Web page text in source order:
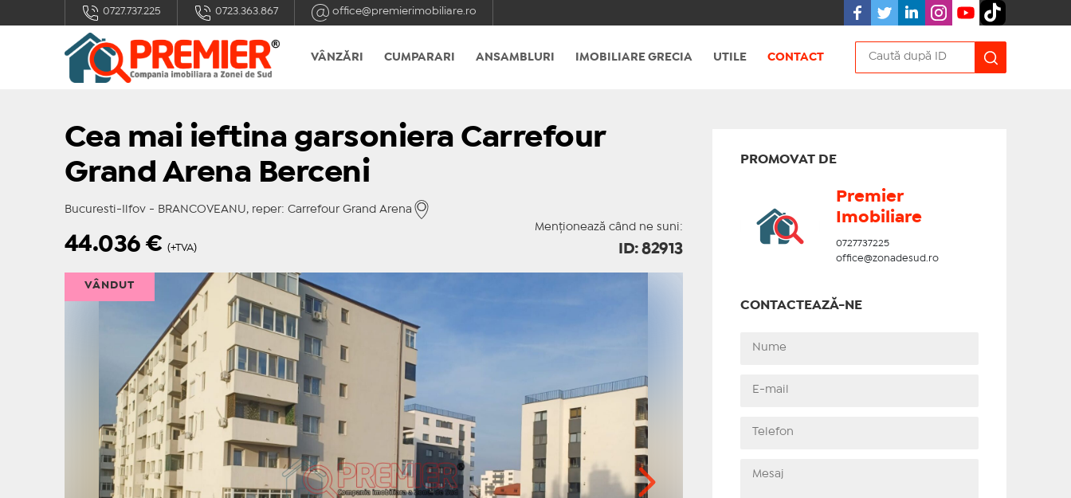
0727.737.225 0723.363.867 office@premierimobiliare.ro
VÂNZĂRI CUMPARARI ANSAMBLURI IMOBILIARE GRECIA UTILE CONTACT
Cea mai ieftina garsoniera Carrefour
Grand Arena Berceni
Bucuresti-Ilfov - BRANCOVEANU, reper: Carrefour Grand Arena
Menționează când ne suni:
44.036€ (+TVA) ID: 82913
VÂNDUT
PROMOVAT DE
Premier
Imobiliare
0727737225
office@zonadesud.ro
CONTACTEAZĂ-NE